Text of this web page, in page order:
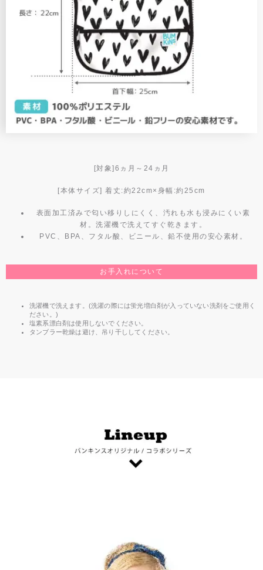
[対象]6ヵ月～24ヵ月
[本体サイズ] 着丈:約22cm×身幅:約25cm
表面加工済みで匂い移りしにくく、汚れも水も浸みにくい素
材。洗濯機で洗えてすぐ乾きます。
PVC、BPA、フタル酸、ビニール、鉛不使用の安心素材。
お手入れについて
洗濯機で洗えます。(洗濯の際には蛍光増白剤が入っていない洗剤をご使用く
ださい。)
塩素系漂白剤は使用しないでください。
タンブラー乾燥は避け、吊り干ししてください。